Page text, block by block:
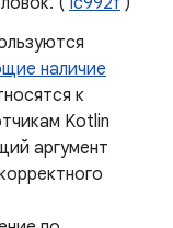
наличие
к
Kotlin
аргумент